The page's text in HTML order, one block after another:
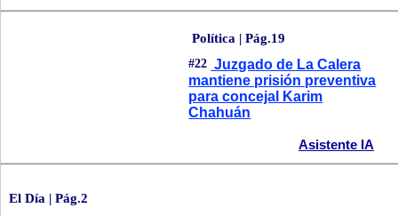
Política | Pág.19
#22 Juzgado de La Calera
mantiene prisión preventiva
para concejal Karim
Chahuán
Asistente IA
El Día | Pág.2